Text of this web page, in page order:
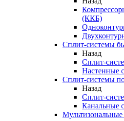
(ККБ)
Сплит-системы
Назад
Сплит-
Настенные
Сплит-системы
Назад
Сплит-
Канальные